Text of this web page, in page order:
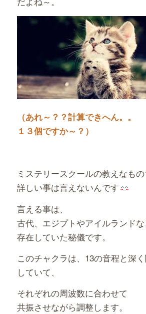
（あれ～？？計算できへん。。
１３個ですか～？）
ミステリースクールの教えなもの
詳しい事は言えないんです
言える事は、
古代、エジプトやアイルランド
存在していた秘儀です。
このチャクラは、13の音程と深
していて、
それぞれの周波数に合わせて
共振させながら調整します。